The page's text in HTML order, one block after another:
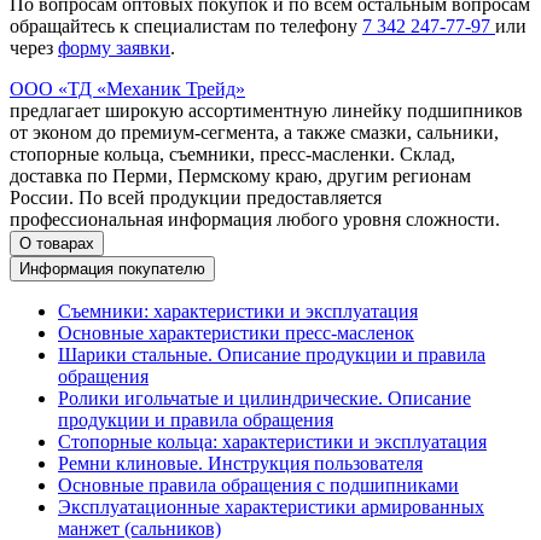
обращайтесь к специалистам по телефону 7 342 247-77-97 или
через форму заявки.
ООО «ТД «Механик Трейд»
предлагает широкую ассортиментную линейку подшипников
от эконом до премиум-сегмента, а также смазки, сальники,
стопорные кольца, съемники, пресс-масленки. Склад,
доставка по Перми, Пермскому краю, другим регионам
России. По всей продукции предоставляется
профессиональная информация любого уровня сложности.
О товарах
Информация покупателю
Съемники: характеристики и эксплуатация
Основные характеристики пресс‑масленок
Шарики стальные. Описание продукции и правила
обращения
Ролики игольчатые и цилиндрические. Описание
продукции и правила обращения
Стопорные кольца: характеристики и эксплуатация
Ремни клиновые. Инструкция пользователя
Основные правила обращения с подшипниками
Эксплуатационные характеристики армированных
манжет (сальников)